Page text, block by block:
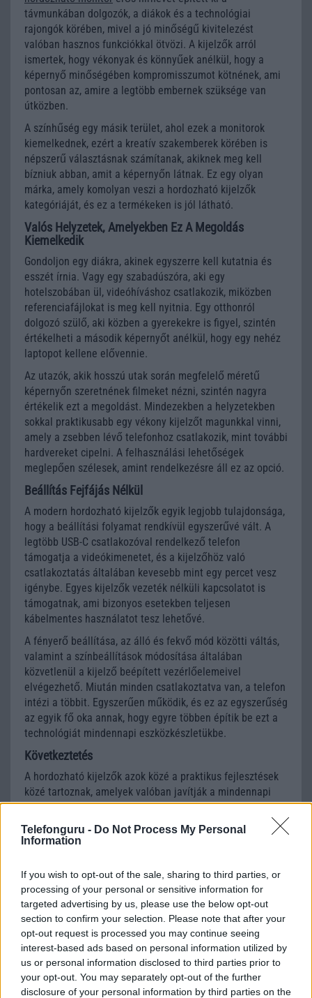
Telefonguru - Do Not Process My Personal
Information
If you wish to opt-out of the sale, sharing to third parties, or
processing of your personal or sensitive information for
targeted advertising by us, please use the below opt-out
section to confirm your selection. Please note that after your
opt-out request is processed you may continue seeing
interest-based ads based on personal information utilized by
us or personal information disclosed to third parties prior to
your opt-out. You may separately opt-out of the further
disclosure of your personal information by third parties on the
távmunkában dolgozók, a diákok és a technológiai
rajongók körében, mivel a jó minőségű kivitelezést
valóban hasznos funkciókkal ötvözi. A kijelzők arról
ismertek, hogy vékonyak és könnyűek anélkül, hogy a
képernyő minőségében kompromisszumot kötnének, ami
pontosan az, amire a legtöbb embernek szüksége van
útközben.
A színhűség egy másik terület, ahol ezek a monitorok
kiemelkednek, ezért a kreatív szakemberek körében is
népszerű választásnak számítanak, akiknek meg kell
bízniuk abban, amit a képernyőn látnak. Ez egy olyan
márka, amely komolyan veszi a hordozható kijelzők
kategóriáját, és ez a termékeken is jól látható.
Valós Helyzetek, Amelyekben Ez A Megoldás
Kiemelkedik
Gondoljon egy diákra, akinek egyszerre kell kutatnia és
esszét írnia. Vagy egy szabadúszóra, aki egy
hotelszobában ül, videóhíváshoz csatlakozik, miközben
referenciafájlokat is meg kell nyitnia. Egy otthonról
dolgozó szülő, aki közben a gyerekekre is figyel, szintén
értékelheti a második képernyőt anélkül, hogy egy nehéz
laptopot kellene elővennie.
Az utazók, akik hosszú utak során megfelelő méretű
képernyőn szeretnének filmeket nézni, szintén nagyra
értékelik ezt a megoldást. Mindezekben a helyzetekben
sokkal praktikusabb egy vékony kijelzőt magunkkal vinni,
amely a zsebben lévő telefonhoz csatlakozik, mint további
hardvereket cipelni. A felhasználási lehetőségek
meglepően szélesek, amint rendelkezésre áll ez az opció.
Beállítás Fejfájás Nélkül
A modern hordozható kijelzők egyik legjobb tulajdonsága,
hogy a beállítási folyamat rendkívül egyszerűvé vált. A
legtöbb USB-C csatlakozóval rendelkező telefon
támogatja a videókimenetet, és a kijelzőhöz való
csatlakoztatás általában kevesebb mint egy percet vesz
igénybe. Egyes kijelzők vezeték nélküli kapcsolatot is
támogatnak, ami bizonyos esetekben teljesen
kábelmentes használatot tesz lehetővé.
A fényerő beállítása, az álló és fekvő mód közötti váltás,
valamint a színbeállítások módosítása általában
közvetlenül a kijelző beépített vezérlőelemeivel
elvégezhető. Miután minden csatlakoztatva van, a telefon
intézi a többit. Egyszerűen működik, és ez az egyszerűség
az egyik fő oka annak, hogy egyre többen építik be ezt a
technológiát mindennapi eszközkészletükbe.
Következtetés
A hordozható kijelzők azok közé a praktikus fejlesztések
közé tartoznak, amelyek valóban javítják a mindennapi
életet anélkül, hogy jelentős többletsúlyt vagy költséget
jelentenének. Bárki számára, aki komoly munkára, kreatív
projektekre, szórakozásra vagy ezek közötti bármilyen
képernyő valódi különbséget jelent.
A technológia mára eljutott arra a szintre, ahol a beállítás
egyszerű, a választék bőséges, és a minőség még
kedvező árkategóriában is magas. Akár a termelékenység
növelése, akár a médiatartalmak kényelmesebb élvezete,
akár a szem terhelésének csökkentése a cél, egy
hordozható kijelző mindenképpen megfontolandó
lehetőség.